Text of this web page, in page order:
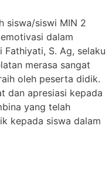
siswa/siswi MIN 2
dalam
Fathiyati, S. Ag, selaku
merasa sangat
oleh peserta didik.
dan apresiasi kepada
yang telah
kepada siswa dalam